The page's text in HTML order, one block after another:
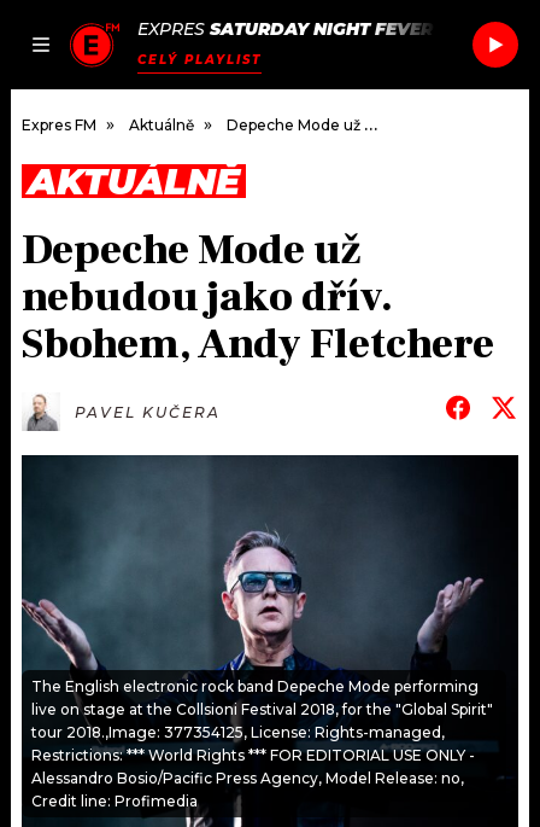
JAK
SEZNAM.CZ
EXPRES SATURDAY NIGHT FEVER
CELÝ PLAYLIST
DOMŮ
ČLÁNKY
ROZHOVORY
KVÍZY
VIP
TRENDY
KULTURA
PODCASTY
JAK NALADIT
PLAYLIST
JAK NALADIT
Expres FM Aktuálně Depeche Mode už nebudou jako dřív. Sbohem, Andy Fletchere
AKTUÁLNĚ
Depeche Mode už
nebudou jako dřív.
Sbohem, Andy Fletchere
PAVEL KUČERA
The English electronic rock band Depeche Mode performing
live on stage at the Collsioni Festival 2018, for the "Global Spirit"
tour 2018.,Image: 377354125, License: Rights-managed,
Restrictions: *** World Rights *** FOR EDITORIAL USE ONLY -
Alessandro Bosio/Pacific Press Agency, Model Release: no,
Credit line: Profimedia